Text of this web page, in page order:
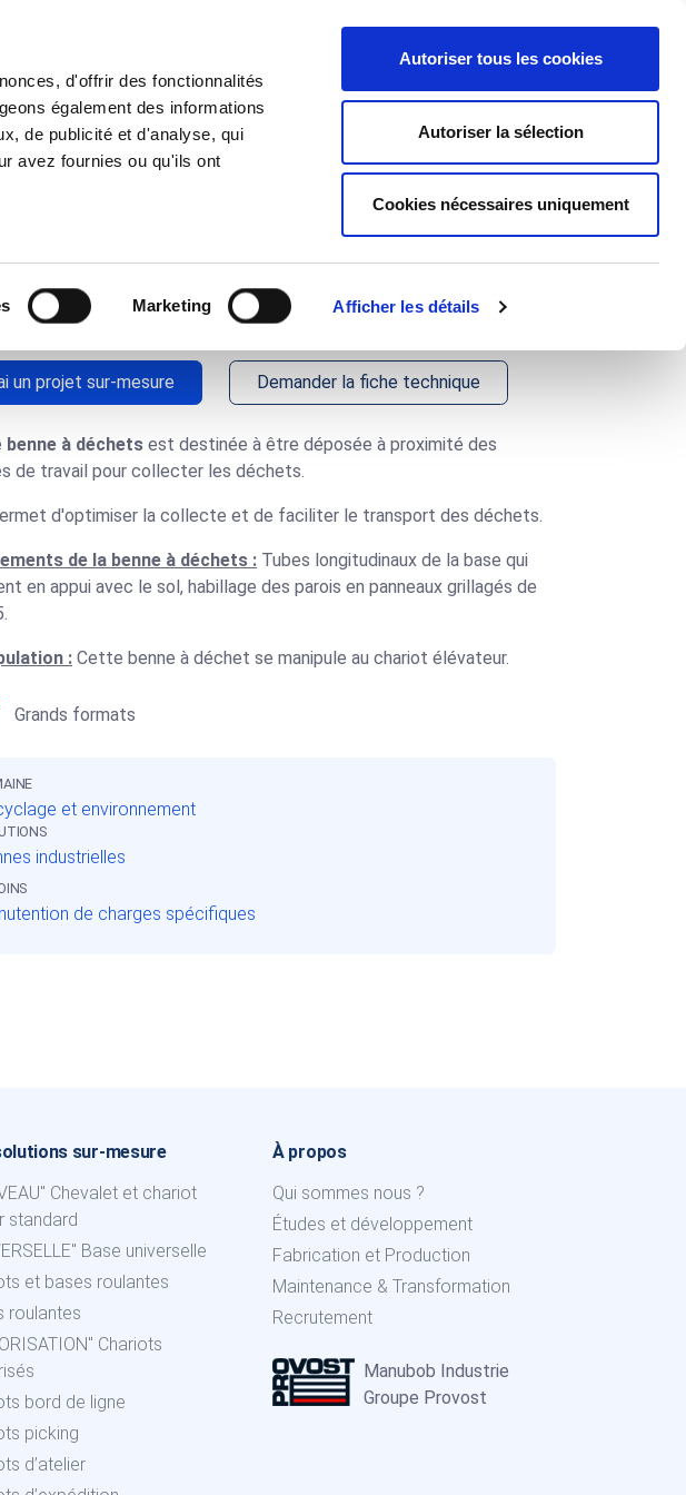
d'offrir des fonctionnalités
également des informations
de publicité et d'analyse, qui
avez fournies ou qu'ils ont
Marketing Afficher les détails
Autoriser tous les cookies
Autoriser la sélection
Cookies nécessaires uniquement
À propos
à déchets sur-
un projet sur-mesure Demander la fiche technique
benne à déchets est destinée à être déposée à proximité des
de travail pour collecter les déchets.
d'optimiser la collecte et de faciliter le transport des déchets.
de la benne à déchets : Tubes longitudinaux de la base qui
en appui avec le sol, habillage des parois en panneaux grillagés de
: Cette benne à déchet se manipule au chariot élévateur.
Grands formats
et environnement
industrielles
de charges spécifiques
sur-mesure
Chevalet et chariot
standard
Base universelle
et bases roulantes
roulantes
Chariots
bord de ligne
picking
d’atelier
À propos
Qui sommes nous ?
Études et développement
Fabrication et Production
Maintenance & Transformation
Recrutement
Manubob Industrie
Groupe Provost